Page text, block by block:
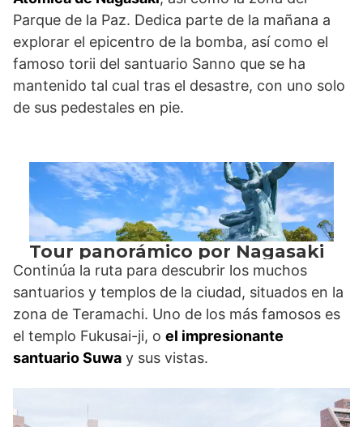
Parque de la Paz. Dedica parte de la mañana a
explorar el epicentro de la bomba, así como el
famoso torii del santuario Sanno que se ha
mantenido tal cual tras el desastre, con uno solo
de sus pedestales en pie.
Continúa la ruta para descubrir los muchos
santuarios y templos de la ciudad, situados en la
zona de Teramachi. Uno de los más famosos es
el templo Fukusai-ji, o el impresionante
santuario Suwa y sus vistas.